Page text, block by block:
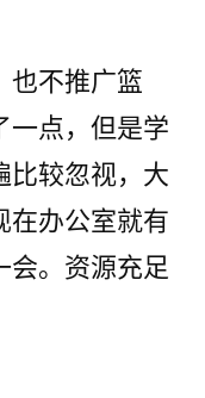
也不推广篮
一点，但是学
比较忽视，大
在办公室就有
会。资源充足